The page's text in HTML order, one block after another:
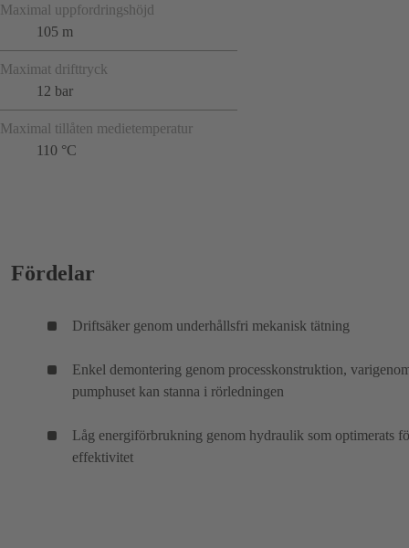
Maximal uppfordringshöjd
105 m
Maximat drifttryck
12 bar
Maximal tillåten medietemperatur
110 °C
Fördelar
Driftsäker genom underhållsfri mekanisk tätning
Enkel demontering genom processkonstruktion,
pumphuset kan stanna i rörledningen
Låg energiförbrukning genom hydraulik som optimerats
effektivitet